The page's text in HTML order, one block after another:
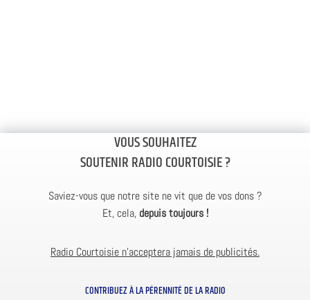
VOUS SOUHAITEZ
SOUTENIR RADIO COURTOISIE ?
Saviez-vous que notre site ne vit que de vos dons ?
Et, cela, depuis toujours !
Radio Courtoisie n’acceptera jamais de publicités.
CONTRIBUEZ À LA PÉRENNITÉ DE LA RADIO